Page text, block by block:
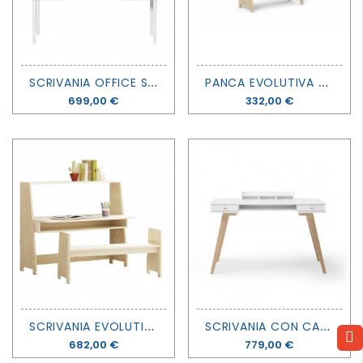
S
CRIVANIA OFFICE SEASIDE - OLIVER FURNITURE
Prezzo
699,00 €
P
ANCA EVOLUTIVA ASYMETRY - MATHY BY BOLS
Prezzo
332,00 €
S
CRIVANIA EVOLUTIVA ASYMETRY - MATHY BY BOLS
Prezzo
682,00 €
S
CRIVANIA CON CASSETTI WOOD - OLIVER FURNITURE
Prezzo
779,00 €